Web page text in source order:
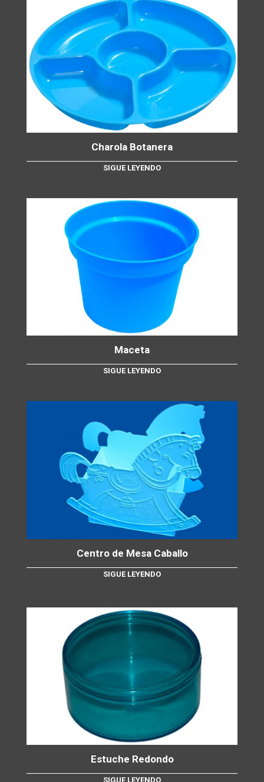
Charola Botanera
SIGUE LEYENDO
Maceta
SIGUE LEYENDO
Centro de Mesa Caballo
SIGUE LEYENDO
Estuche Redondo
SIGUE LEYENDO